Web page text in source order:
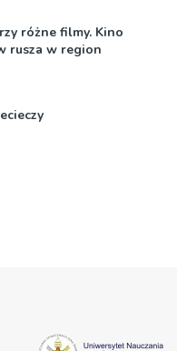
różne filmy. Kino
rusza w region